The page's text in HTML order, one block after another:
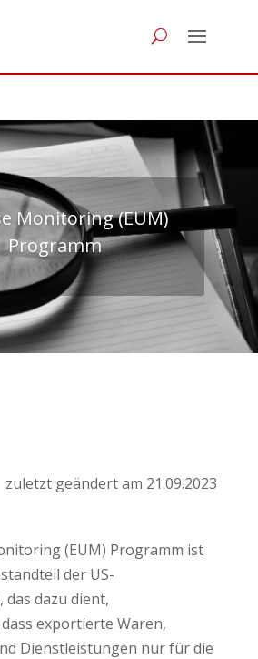
Monitoring (EUM)
Programm
zuletzt geändert am 21.09.2023
(EUM) Programm ist
der US-
dazu dient,
exportierte Waren,
Dienstleistungen nur für die